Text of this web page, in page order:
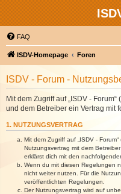
FAQ
ISDV-Homepage Foren
ISDV - Forum -
Mit dem Zugriff auf „ISDV -
und dem Betreiber ein Vertrag mit
1. NUTZUNGSVERTRAG
Mit dem Zugriff auf „ISDV -
Nutzungsvertrag mit dem
erklärst dich mit den
Wenn du mit diesen Regelungen
nicht weiter nutzen. Für die
veröffentlichten Regelungen.
Der Nutzungsvertrag wird auf